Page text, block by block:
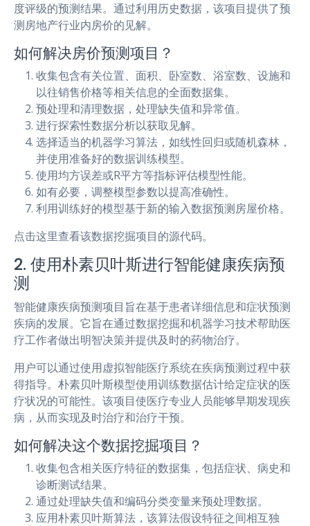
度评级的预测结果。通过利用历史数据，该项目提供了预
测房地产行业内房价的见解。
如何解决房价预测项目？
收集包含有关位置、面积、卧室数、浴室数、设施和
以往销售价格等相关信息的全面数据集。
预处理和清理数据，处理缺失值和异常值。
进行探索性数据分析以获取见解。
选择适当的机器学习算法，如线性回归或随机森林，
并使用准备好的数据训练模型。
使用均方误差或R平方等指标评估模型性能。
如有必要，调整模型参数以提高准确性。
利用训练好的模型基于新的输入数据预测房屋价格。
点击这里查看该数据挖掘项目的源代码。
2. 使用朴素贝叶斯进行智能健康疾病预
测
智能健康疾病预测项目旨在基于患者详细信息和症状预测
疾病的发展。它旨在通过数据挖掘和机器学习技术帮助医
疗工作者做出明智决策并提供及时的药物治疗。
用户可以通过使用虚拟智能医疗系统在疾病预测过程中获
得指导。朴素贝叶斯模型使用训练数据估计给定症状的医
疗状况的可能性。该项目使医疗专业人员能够早期发现疾
病，从而实现及时治疗和治疗干预。
如何解决这个数据挖掘项目？
收集包含相关医疗特征的数据集，包括症状、病史和
诊断测试结果。
通过处理缺失值和编码分类变量来预处理数据。
应用朴素贝叶斯算法，该算法假设特征之间相互独